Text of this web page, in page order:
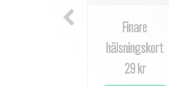
Finare
hälsningskort
29 kr